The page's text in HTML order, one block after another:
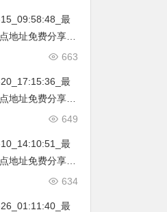
|台湾|马来西亚|
最
地址免费分享…
新…开放免费分享
|台湾|马来西亚|
663
最
地址免费分享…
新…开放免费分享
|台湾|马来西亚|
649
最
地址免费分享…
新…开放免费分享
634
最